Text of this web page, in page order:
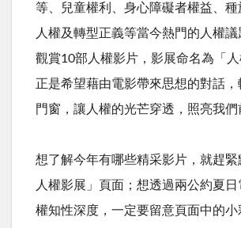
等、兒童權利、身心障礙者權益、種
人權及轉型正義等當今熱門的人權
觀賞10部人權影片，影展命名為「人
正是希望藉由電影帶來思想的對話
門窗，讓人權的光芒穿透，照亮我們
想了解今年有哪些精采影片，就趕緊
人權影展」頁面；想透過兩公約夏日
權知性深度，一定要留意頁面中的小